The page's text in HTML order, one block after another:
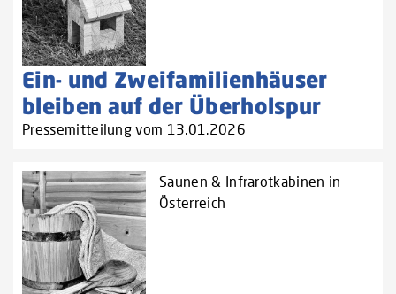
Ein- und Zweifamilienhäuser
bleiben auf der Überholspur
Pressemitteilung vom 13.01.2026
Saunen & Infrarotkabinen in
Österreich